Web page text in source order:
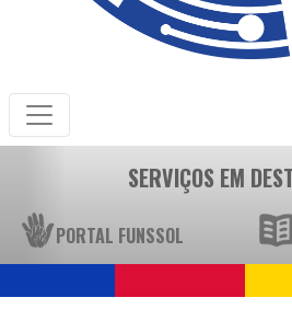
SERVIÇOS EM
PORTAL FUNSSOL